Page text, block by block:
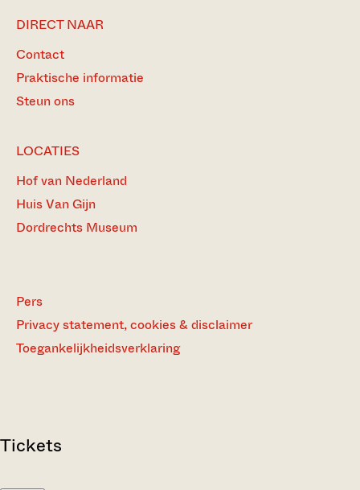
DIRECT NAAR
Contact
Praktische informatie
Steun ons
LOCATIES
Hof van Nederland
Huis Van Gijn
Dordrechts Museum
Pers
Privacy statement, cookies & disclaimer
Toegankelijkheidsverklaring
Tickets